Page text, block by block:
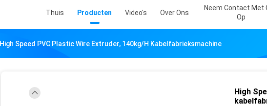
Thuis Producten Video's Over Ons
Neem Contact Met
Op
High Speed PVC Plastic Wire Extruder, 140kg/h Kabelfabrieksmachine
High